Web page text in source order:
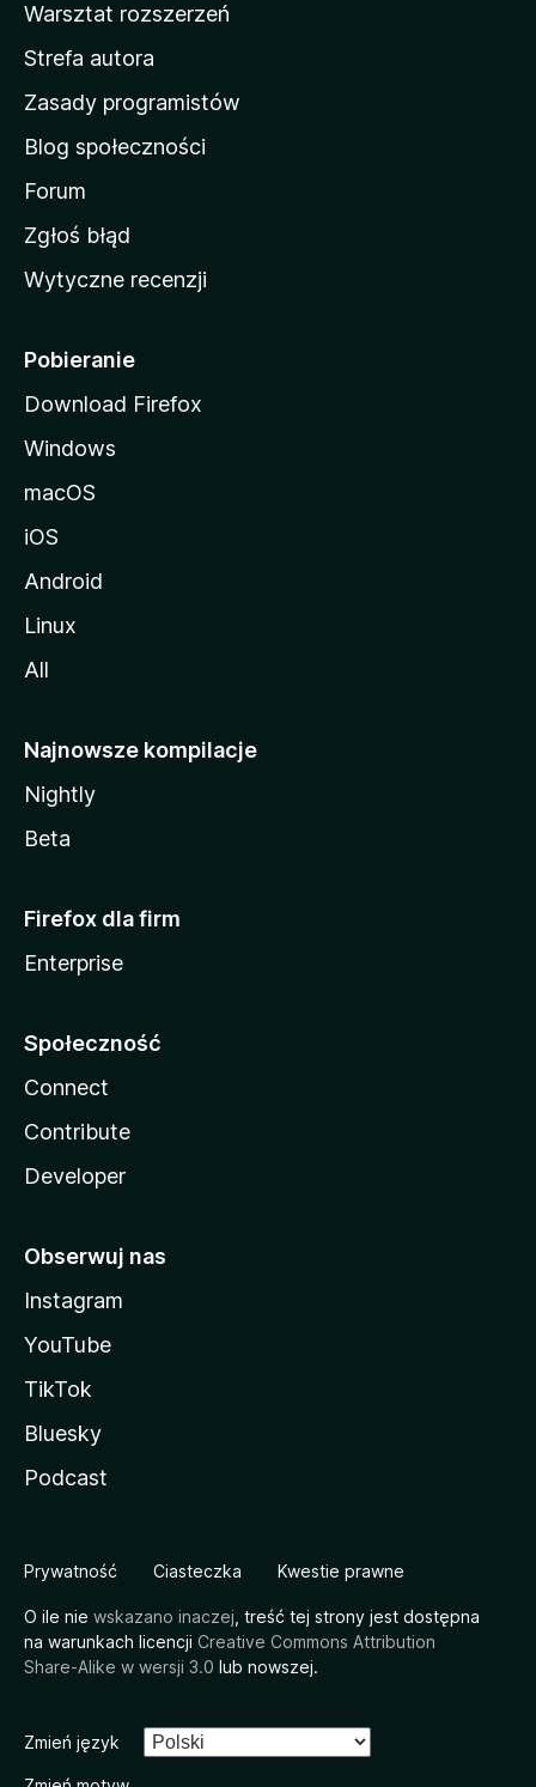
m
o
w
M
o
z
l
i
Warsztat rozszerzeń
Strefa autora
Zasady programistów
Blog społeczności
Forum
Zgłoś błąd
Wytyczne recenzji
Pobieranie
Download Firefox
Windows
macOS
iOS
Android
Linux
All
Najnowsze kompilacje
Nightly
Beta
Firefox dla firm
Enterprise
Społeczność
Connect
Contribute
Developer
Obserwuj nas
Instagram
YouTube
TikTok
Bluesky
Podcast
Prywatność Ciasteczka Kwestie prawne
O ile nie wskazano inaczej , treść tej strony jest dostępna
na warunkach licencji Creative Commons Attribution
Share-Alike w wersji 3.0 lub nowszej.
Zmień język